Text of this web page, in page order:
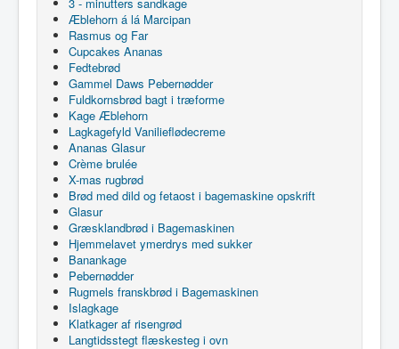
Æblehorn á lá Marcipan
Rasmus og Far
Cupcakes Ananas
Fedtebrød
Gammel Daws Pebernødder
Fuldkornsbrød bagt i træforme
Kage Æblehorn
Lagkagefyld Vanilieflødecreme
Ananas Glasur
Crème brulée
X-mas rugbrød
Brød med dild og fetaost i bagemaskine opskrift
Glasur
Græsklandbrød i Bagemaskinen
Hjemmelavet ymerdrys med sukker
Banankage
Pebernødder
Rugmels franskbrød i Bagemaskinen
Islagkage
Klatkager af risengrød
Langtidsstegt flæskesteg i ovn